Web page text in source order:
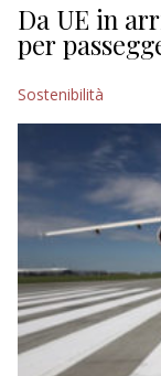
Da UE in
per
Sostenibilità